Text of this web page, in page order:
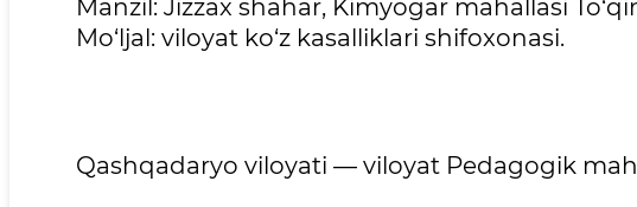
Manzil: Jizzax shahar, Kimyogar mahallasi
Mo‘ljal: viloyat ko‘z kasalliklari shifoxonasi.
Qashqadaryo viloyati — viloyat Pedagogik